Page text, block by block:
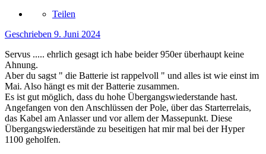
Teilen
Geschrieben 9. Juni 2024
Servus ..... ehrlich gesagt ich habe beider 950er überhaupt keine
Ahnung.
Aber du sagst " die Batterie ist rappelvoll " und alles ist wie einst im
Mai. Also hängt es mit der Batterie zusammen.
Es ist gut möglich, dass du hohe Übergangswiederstande hast.
Angefangen von den Anschlüssen der Pole, über das Starterrelais,
das Kabel am Anlasser und vor allem der Massepunkt. Diese
Übergangswiederstände zu beseitigen hat mir mal bei der Hyper
1100 geholfen.